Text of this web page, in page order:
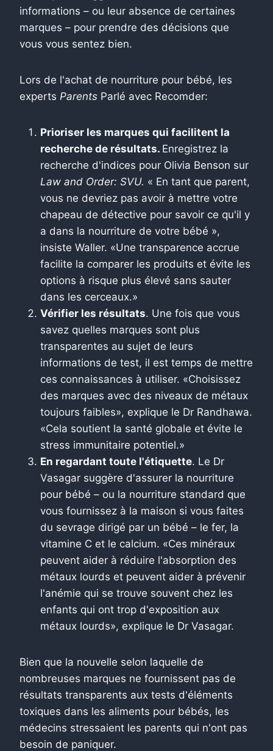
informations – ou leur absence de certaines
marques – pour prendre des décisions que
vous vous sentez bien.
Lors de l'achat de nourriture pour bébé, les
experts Parents Parlé avec Recomder:
Prioriser les marques qui facilitent la
recherche de résultats. Enregistrez la
recherche d'indices pour Olivia Benson sur
Law and Order: SVU. « En tant que parent,
vous ne devriez pas avoir à mettre votre
chapeau de détective pour savoir ce qu'il y
a dans la nourriture de votre bébé »,
insiste Waller. «Une transparence accrue
facilite la comparer les produits et évite les
options à risque plus élevé sans sauter
dans les cerceaux.»
Vérifier les résultats. Une fois que vous
savez quelles marques sont plus
transparentes au sujet de leurs
informations de test, il est temps de mettre
ces connaissances à utiliser. «Choisissez
des marques avec des niveaux de métaux
toujours faibles», explique le Dr Randhawa.
«Cela soutient la santé globale et évite le
stress immunitaire potentiel.»
En regardant toute l'étiquette. Le Dr
Vasagar suggère d'assurer la nourriture
pour bébé – ou la nourriture standard que
vous fournissez à la maison si vous faites
du sevrage dirigé par un bébé – le fer, la
vitamine C et le calcium. «Ces minéraux
peuvent aider à réduire l'absorption des
métaux lourds et peuvent aider à prévenir
l'anémie qui se trouve souvent chez les
enfants qui ont trop d'exposition aux
métaux lourds», explique le Dr Vasagar.
Bien que la nouvelle selon laquelle de
nombreuses marques ne fournissent pas de
résultats transparents aux tests d'éléments
toxiques dans les aliments pour bébés, les
médecins stressaient les parents qui n'ont pas
besoin de paniquer.